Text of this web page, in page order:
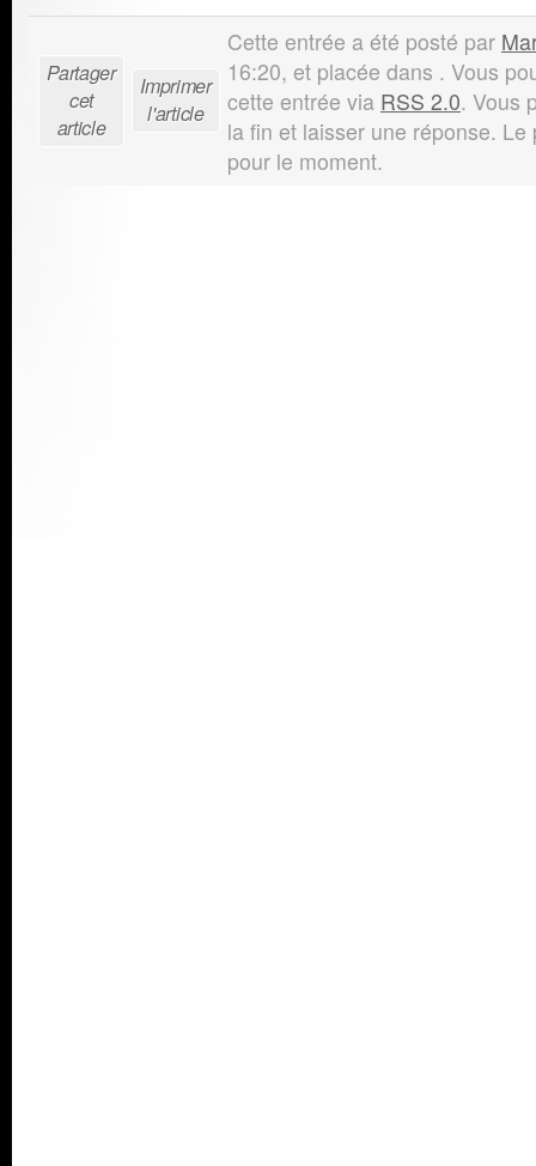
Partager
cet
article
Imprimer
l'article
Cette entrée a été posté par
16:20, et placée dans . Vous
cette entrée via RSS 2.0. Vous
la fin et laisser une réponse.
pour le moment.